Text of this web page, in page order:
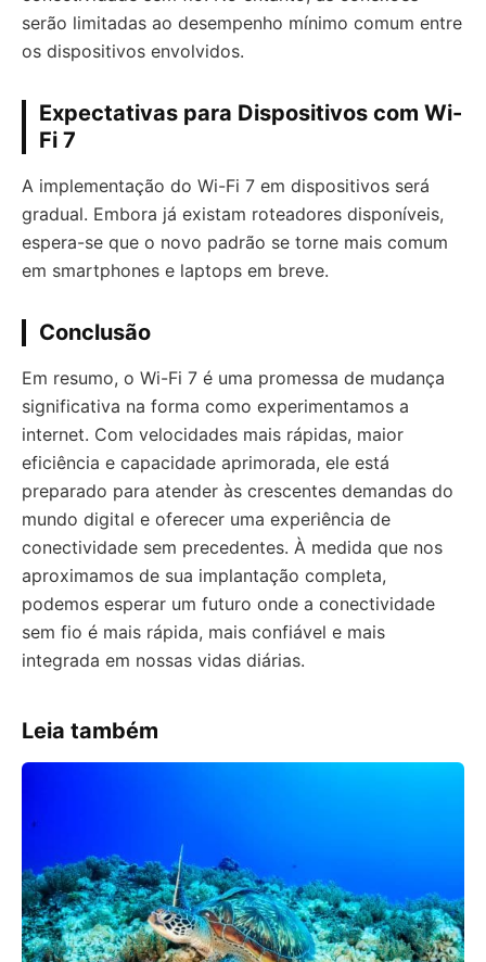
serão limitadas ao desempenho mínimo comum entre
os dispositivos envolvidos.
Expectativas para Dispositivos com Wi-
Fi 7
A implementação do Wi-Fi 7 em dispositivos será
gradual. Embora já existam roteadores disponíveis,
espera-se que o novo padrão se torne mais comum
em smartphones e laptops em breve.
Conclusão
Em resumo, o Wi-Fi 7 é uma promessa de mudança
significativa na forma como experimentamos a
internet. Com velocidades mais rápidas, maior
eficiência e capacidade aprimorada, ele está
preparado para atender às crescentes demandas do
mundo digital e oferecer uma experiência de
conectividade sem precedentes. À medida que nos
aproximamos de sua implantação completa,
podemos esperar um futuro onde a conectividade
sem fio é mais rápida, mais confiável e mais
integrada em nossas vidas diárias.
Leia também